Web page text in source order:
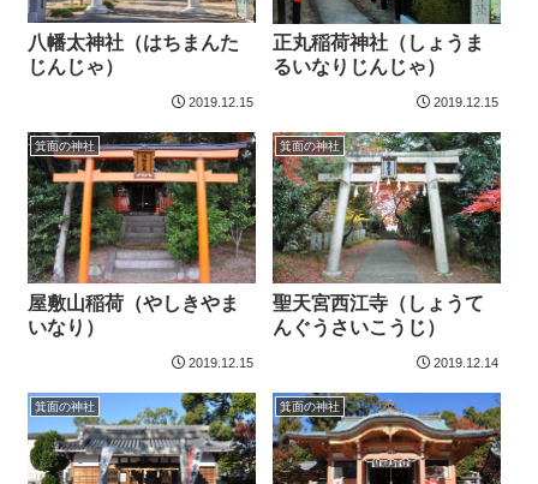
八幡太神社（はちまんた
じんじゃ）
2019.12.15
正丸稲荷神社（しょうま
るいなりじんじゃ）
2019.12.15
箕面の神社
屋敷山稲荷（やしきやま
いなり）
2019.12.15
箕面の神社
聖天宮西江寺（しょうて
んぐうさいこうじ）
2019.12.14
箕面の神社 箕面の神社